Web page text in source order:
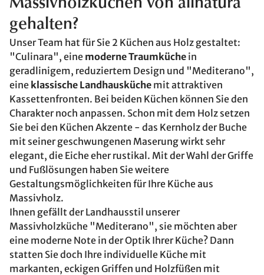
Massivholzküchen von allnatura
gehalten?
Unser Team hat für Sie 2 Küchen aus Holz gestaltet:
"Culinara", eine moderne Traumküche in
geradlinigem, reduziertem Design und "Mediterano",
eine klassische Landhausküche mit attraktiven
Kassettenfronten. Bei beiden Küchen können Sie den
Charakter noch anpassen. Schon mit dem Holz setzen
Sie bei den Küchen Akzente - das Kernholz der Buche
mit seiner geschwungenen Maserung wirkt sehr
elegant, die Eiche eher rustikal. Mit der Wahl der Griffe
und Fußlösungen haben Sie weitere
Gestaltungsmöglichkeiten für Ihre Küche aus
Massivholz.
Ihnen gefällt der Landhausstil unserer
Massivholzküche "Mediterano", sie möchten aber
eine moderne Note in der Optik Ihrer Küche? Dann
statten Sie doch Ihre individuelle Küche mit
markanten, eckigen Griffen und Holzfüßen mit